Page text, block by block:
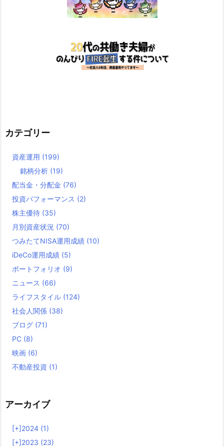
カテゴリー
資産運用 (199)
銘柄分析 (19)
配当金・分配金 (76)
投資パフォーマンス (2)
株主優待 (35)
月別資産状況 (70)
つみたてNISA運用成績 (10)
iDeCo運用成績 (5)
ポートフォリオ (9)
ニュース (66)
ライフスタイル (124)
社会人関係 (38)
ブログ (71)
PC (8)
映画 (6)
不動産投資 (1)
アーカイブ
[+]2024 (1)
[+]2023 (23)